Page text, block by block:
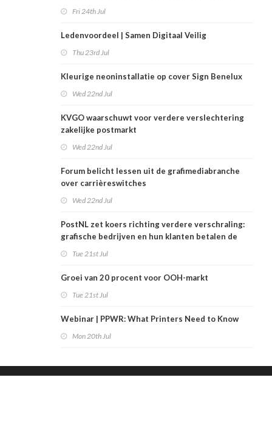
Fri 24th Jul
Ledenvoordeel | Samen Digitaal Veilig
Thu 23rd Jul
Kleurige neoninstallatie op cover Sign Benelux
Wed 22nd Jul
KVGO waarschuwt voor verdere verslechtering
zakelijke postmarkt
Wed 22nd Jul
Forum belicht lessen uit de grafimediabranche
over carrièreswitches
Wed 22nd Jul
PostNL zet koers richting verdere verschraling:
grafische bedrijven en hun klanten betalen de
Tue 21st Jul
Groei van 20 procent voor OOH-markt
Tue 21st Jul
Webinar | PPWR: What Printers Need to Know
Mon 20th Jul